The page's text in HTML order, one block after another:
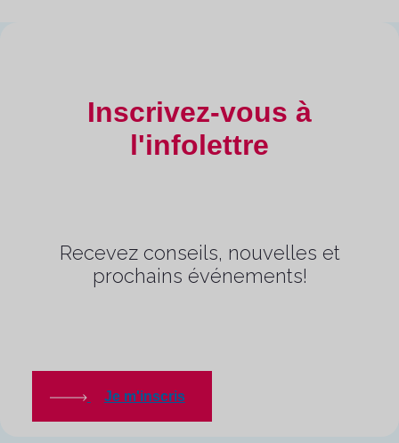
Inscrivez-vous à
l'infolettre
Recevez conseils, nouvelles et
prochains événements!
Je m'inscris